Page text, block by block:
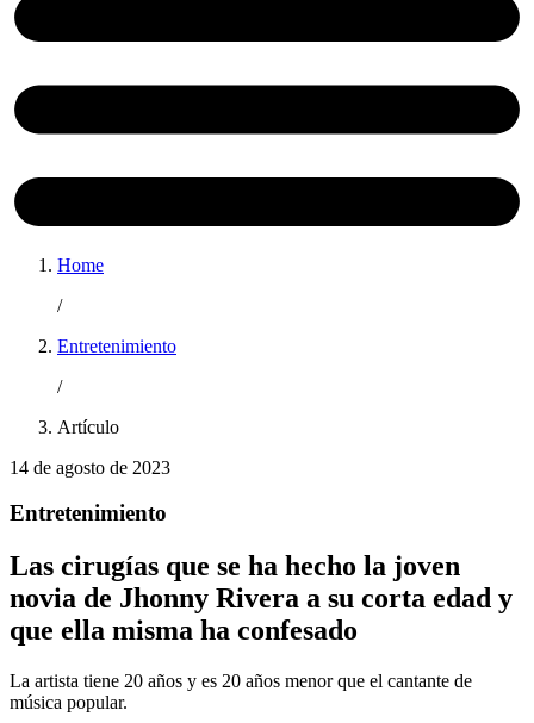
Home
/
Entretenimiento
/
Artículo
14 de agosto de 2023
Entretenimiento
Las cirugías que se ha hecho la joven
novia de Jhonny Rivera a su corta edad y
que ella misma ha confesado
La artista tiene 20 años y es 20 años menor que el cantante de
música popular.